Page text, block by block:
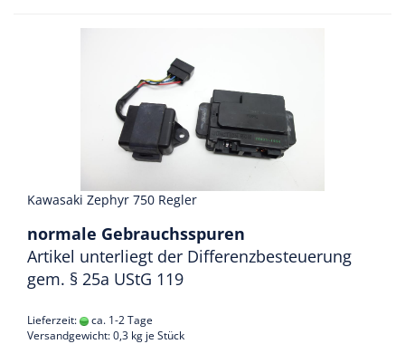
Kawasaki Zephyr 750 Regler
normale Gebrauchsspuren
Artikel unterliegt der Differenzbesteuerung
gem. § 25a UStG 119
Lieferzeit:
ca. 1-2 Tage
Versandgewicht:0,3 kg je Stück